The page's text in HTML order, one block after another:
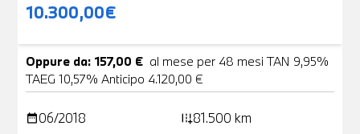
10.300,00€
Oppure da: 157,00 € al mese per 48 mesi TAN 9,95%
TAEG 10,57% Anticipo 4.120,00 €
date_range06/2018 add_road81.500 km